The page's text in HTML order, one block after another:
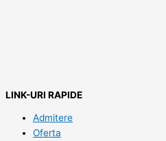
LINK-URI RAPIDE
Admitere
Oferta